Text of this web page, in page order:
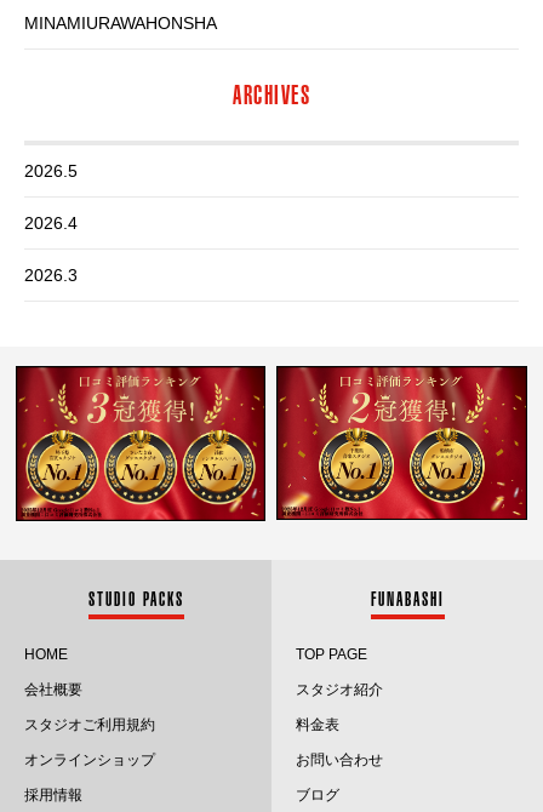
MINAMIURAWAHONSHA
ARCHIVES
2026.5
2026.4
2026.3
2026.1
2025.12
2025.11
2025.7
2025.5
STUDIO PACKS
HOME
会社概要
スタジオご利用規約
オンラインショップ
採用情報
FUNABASHI
TOP PAGE
スタジオ紹介
料金表
お問い合わせ
ブログ